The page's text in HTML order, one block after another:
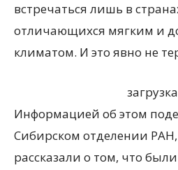
встречаться лишь в
отличающихся мягким и
климатом. И это явно не
Информацией об этом
Сибирском отделении РАН,
рассказали о том, что